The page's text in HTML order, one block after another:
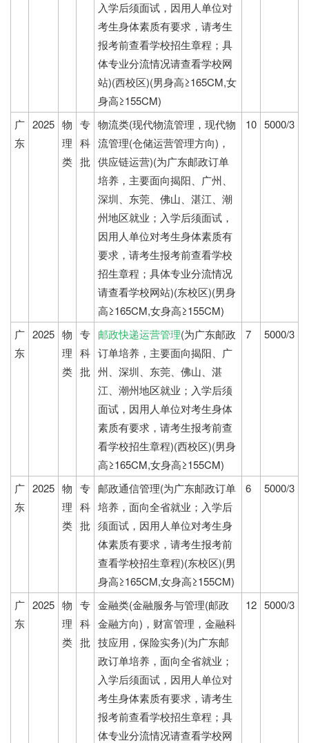
入学后须面试，因用人单位对
考生身体素质有要求，请考生
报考前查看学校招生章程；具
体专业分流情况请查看学校网
站)(西校区)(男身高≥165CM,女
身高≥155CM)
广
东
2025 物
理
类
专
科
批
物流类(现代物流管理，现代物
流管理(仓储运营管理方向)，
供应链运营)(为广东邮政订单
培养，主要面向揭阳、广州、
深圳、东莞、佛山、湛江、潮
州地区就业；入学后须面试，
因用人单位对考生身体素质有
要求，请考生报考前查看学校
招生章程；具体专业分流情况
请查看学校网站)(东校区)(男身
高≥165CM,女身高≥155CM)
10 5000/3
广
东
2025 物
理
类
专
科
批
邮政快递运营管理(为广东邮政
订单培养，主要面向揭阳、广
州、深圳、东莞、佛山、湛
江、潮州地区就业；入学后须
面试，因用人单位对考生身体
素质有要求，请考生报考前查
看学校招生章程)(西校区)(男身
高≥165CM,女身高≥155CM)
7 5000/3
广
东
2025 物
理
类
专
科
批
邮政通信管理(为广东邮政订单
培养，面向全省就业；入学后
须面试，因用人单位对考生身
体素质有要求，请考生报考前
查看学校招生章程)(东校区)(男
身高≥165CM,女身高≥155CM)
6 5000/3
广
东
2025 物
理
类
专
科
批
金融类(金融服务与管理(邮政
金融方向)，财富管理，金融科
技应用，保险实务)(为广东邮
政订单培养，面向全省就业；
入学后须面试，因用人单位对
考生身体素质有要求，请考生
报考前查看学校招生章程；具
体专业分流情况请查看学校网
12 5000/3